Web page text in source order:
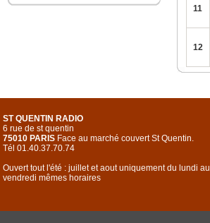
11
12
ST QUENTIN RADIO
6 rue de st quentin
75010 PARIS Face au marché couvert St Quentin.
Tél 01.40.37.70.74
Ouvert tout l'été : juillet et aout uniquement du lundi au
vendredi mêmes horaires